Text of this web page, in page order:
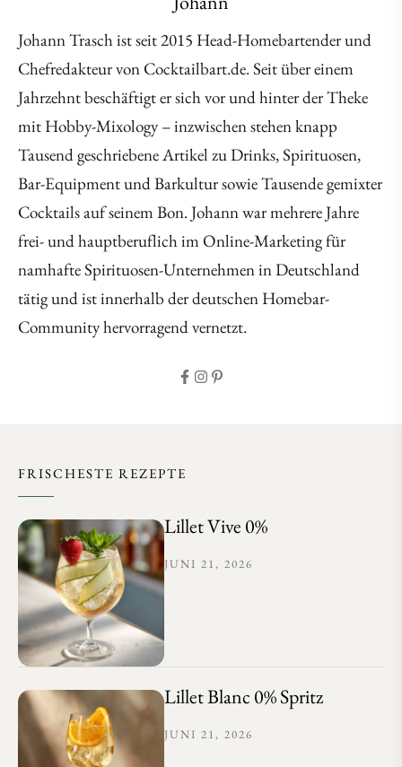
Johann Trasch ist seit 2015 Head-Homebartender und
Chefredakteur von Cocktailbart.de. Seit über einem
Jahrzehnt beschäftigt er sich vor und hinter der Theke
mit Hobby-Mixology – inzwischen stehen knapp
Tausend geschriebene Artikel zu Drinks, Spirituosen,
Bar-Equipment und Barkultur sowie Tausende gemixter
Cocktails auf seinem Bon. Johann war mehrere Jahre
frei- und hauptberuflich im Online-Marketing für
namhafte Spirituosen-Unternehmen in Deutschland
tätig und ist innerhalb der deutschen Homebar-
Community hervorragend vernetzt.
FRISCHESTE REZEPTE
Lillet Vive 0%
JUNI 21, 2026
Lillet Blanc 0% Spritz
JUNI 21, 2026